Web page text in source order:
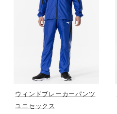
その他
サポート
直営店一覧
ウィンドブレーカーパンツ
ユニセックス